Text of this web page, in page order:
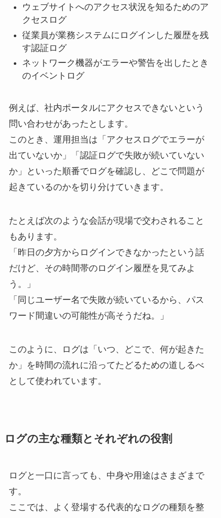
ウェブサイトへのアクセス状況を知るためのア
クセスログ
従業員が業務システムにログインした履歴を残
す認証ログ
ネットワーク機器がエラーや警告を出したとき
のイベントログ
例えば、社内ポータルにアクセスできないという
問い合わせがあったとします。
このとき、運用担当は「アクセスログでエラーが
出ていないか」「認証ログで失敗が続いていない
か」といった順番でログを確認し、どこで問題が
起きているのかを切り分けていきます。
たとえば次のような会話が現場で交わされること
もあります。
「昨日の夕方からログインできなかったという話
だけど、その時間帯のログイン履歴を見てみよ
う。」
「同じユーザー名で失敗が続いているから、パス
ワード間違いの可能性が高そうだね。」
このように、ログは「いつ、どこで、何が起きた
か」を時間の流れに沿ってたどるための道しるべ
として使われています。
ログの主な種類とそれぞれの役割
ログと一口に言っても、中身や用途はさまざまで
す。
ここでは、よく登場する代表的なログの種類を整